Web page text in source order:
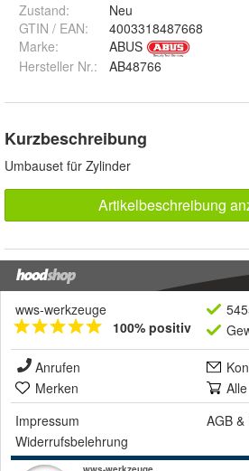
Zustand:
Neu
GTIN / EAN:
4003318487668
Marke:
ABUS
Hersteller Nr.:
AB48766
Kurzbeschreibung
Umbauset für Zylinder
Artikelbeschreibung
wws-werkzeuge
100% positiv
Anrufen
Merken
Impressum
AGB &
Widerrufsbelehrung